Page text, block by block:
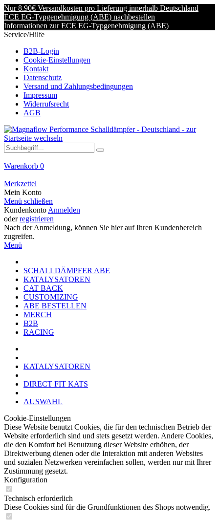
Nur 8.90€ Versandkosten pro Lieferung innerhalb Deutschland
ECE EG-Typgenehmigung (ABE) nachbestellen
Informationen zur ECE EG-Typgenehmigung (ABE)
Service/Hilfe
B2B-Login
Cookie-Einstellungen
Kontakt
Datenschutz
Versand und Zahlungsbedingungen
Impressum
Widerrufsrecht
AGB
Warenkorb 0
Merkzettel
Mein Konto
Menü schließen
Kundenkonto Anmelden
oderregistrieren
Nach der Anmeldung, können Sie hier auf Ihren Kundenbereich
zugreifen.
Menü
SCHALLDÄMPFER ABE
KATALYSATOREN
CAT BACK
CUSTOMIZING
ABE BESTELLEN
MERCH
B2B
RACING
KATALYSATOREN
DIRECT FIT KATS
AUSWAHL
Cookie-Einstellungen
Diese Website benutzt Cookies, die für den technischen Betrieb der
Website erforderlich sind und stets gesetzt werden. Andere Cookies,
die den Komfort bei Benutzung dieser Website erhöhen, der
Direktwerbung dienen oder die Interaktion mit anderen Websites
und sozialen Netzwerken vereinfachen sollen, werden nur mit Ihrer
Zustimmung gesetzt.
Konfiguration
Technisch erforderlich
Diese Cookies sind für die Grundfunktionen des Shops notwendig.